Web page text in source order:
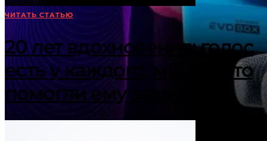
ЧИТАТЬ СТАТЬЮ
20 лет вдохновения: голос
есть у каждого, мы просто
помогли ему зазвучать!